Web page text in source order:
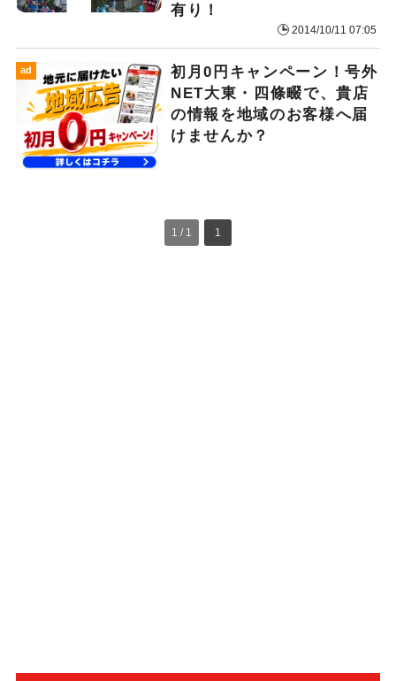
有り！
2014/10/11 07:05
ad
初月0円キャンペーン！号外
NET大東・四條畷で、貴店
の情報を地域のお客様へ届
けませんか？
1 / 1 1